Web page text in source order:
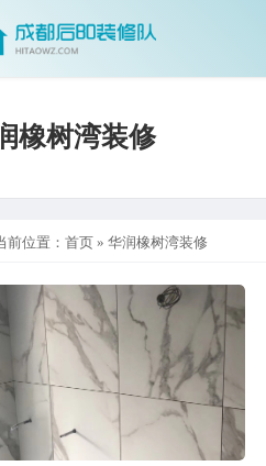
橡树湾装修
前位置： 首页 » 华润橡树湾装修